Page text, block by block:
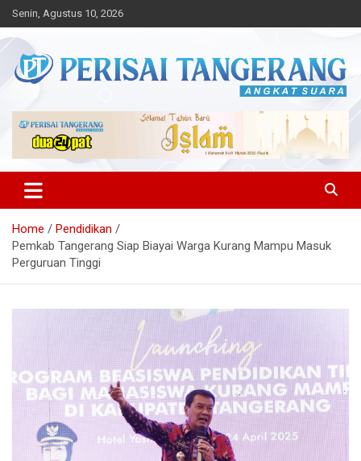
Skip
to
content
Senin, Agustus 10, 2026
Perisai Tangerang – Angkat
Suara
Home
Pendidikan
Pemkab Tangerang Siap Biayai Warga Kurang Mampu Masuk
Perguruan Tinggi